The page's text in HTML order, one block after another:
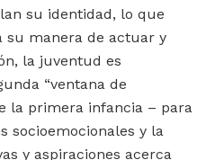
su identidad, lo que
su manera de actuar y
la juventud es
“ventana de
la primera infancia – para
socioemocionales y la
y aspiraciones acerca